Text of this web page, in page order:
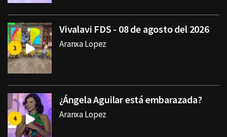
Vivalavi FDS - 08 de agosto del 2026
Aranxa Lopez
¿Ángela Aguilar está embarazada?
Aranxa Lopez